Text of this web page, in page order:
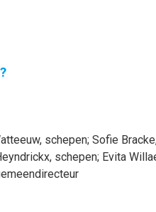
, schepen; Sofie Bracke
, schepen; Evita